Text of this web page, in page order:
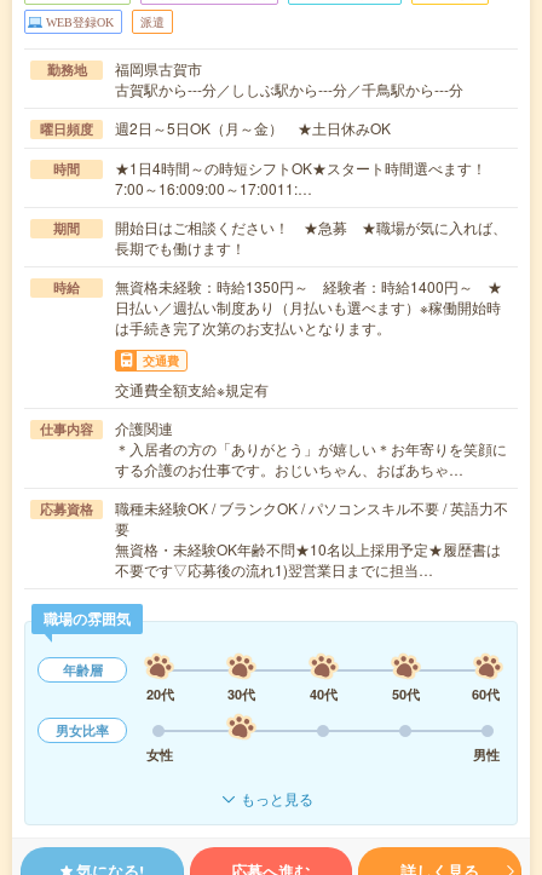
WEB登録OK 派遣
勤務地
福岡県古賀市
古賀駅から---分／ししぶ駅から---分／千鳥駅から---分
曜日頻度 週2日～5日OK（月～金） ★土日休みOK
時間
★1日4時間～の時短シフトOK★スタート時間選べます！
7:00～16:009:00～17:0011:…
期間
開始日はご相談ください！ ★急募 ★職場が気に入れば、
長期でも働けます！
時給
無資格未経験：時給1350円～ 経験者：時給1400円～ ★
日払い／週払い制度あり（月払いも選べます）※稼働開始時
は手続き完了次第のお支払いとなります。
交通費
交通費全額支給※規定有
仕事内容
介護関連
＊入居者の方の「ありがとう」が嬉しい＊お年寄りを笑顔に
する介護のお仕事です。おじいちゃん、おばあちゃ…
応募資格
職種未経験OK / ブランクOK / パソコンスキル不要 / 英語力不
要
無資格・未経験OK年齢不問★10名以上採用予定★履歴書は
不要です▽応募後の流れ1)翌営業日までに担当…
職場の雰囲気
年齢層
20代
30代 40代 50代
60代
男女比率
女性
男性
もっと見る